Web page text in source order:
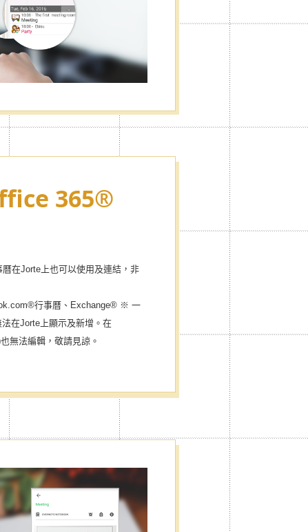
365®
在Jorte上也可以使用及連結，非
行事曆、Exchange® ※ 一
在Jorte上顯示及新增。在
無法編輯，敬請見諒。